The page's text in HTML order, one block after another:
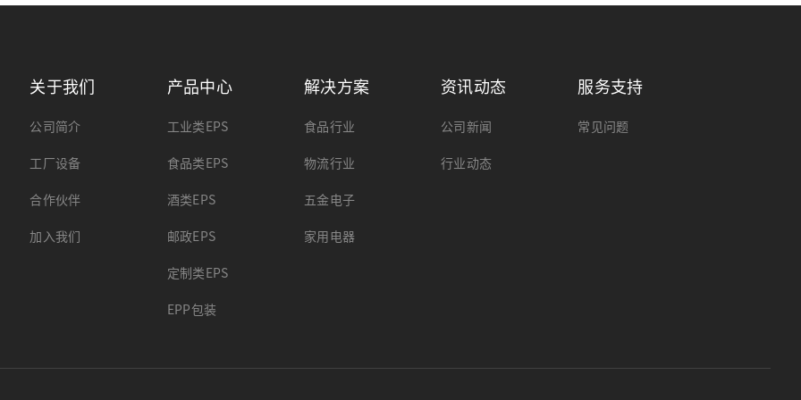
关于我们
公司简介
工厂设备
合作伙伴
加入我们
产品中心
工业类EPS
食品类EPS
酒类EPS
邮政EPS
定制类EPS
EPP包装
解决方案
食品行业
物流行业
五金电子
家用电器
资讯动态
公司新闻
行业动态
服务支持
常见问题